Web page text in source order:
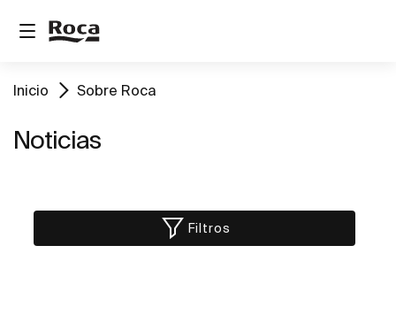
Inicio Sobre Roca
Noticias
Filtros